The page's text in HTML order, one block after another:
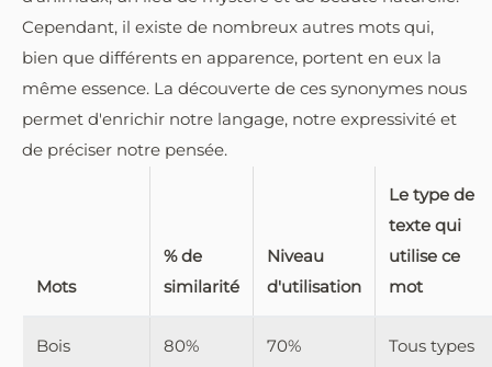
Cependant, il existe de nombreux autres mots qui,
bien que différents en apparence, portent en eux la
même essence. La découverte de ces synonymes nous
permet d'enrichir notre langage, notre expressivité et
de préciser notre pensée.
Mots
% de
similarité
Niveau
d'utilisation
Le type de
texte qui
utilise ce
mot
Bois 80% 70% Tous types